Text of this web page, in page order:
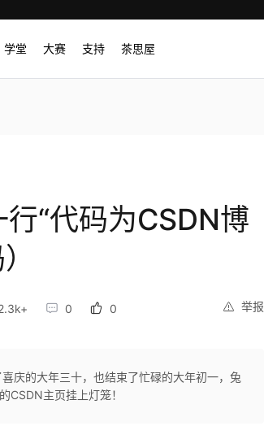
学堂 大赛 支持 茶思屋
行“代码为CSDN博
举报
0 0
庆的大年三十，也结束了忙碌的大年初一，兔
CSDN主页挂上灯笼！